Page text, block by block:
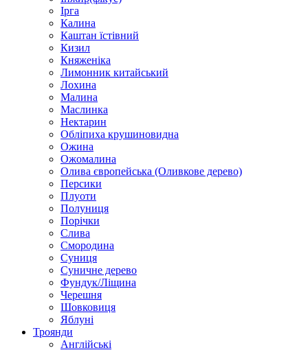
Ірга
Калина
Каштан їстівний
Кизил
Княженіка
Лимонник китайський
Лохина
Малина
Маслинка
Нектарин
Обліпиха крушиновидна
Ожина
Ожомалина
Олива європейська (Оливкове дерево)
Персики
Плуоти
Полуниця
Порічки
Слива
Смородина
Суниця
Суничне дерево
Фундук/Ліщина
Черешня
Шовковиця
Яблуні
Троянди
Англійські